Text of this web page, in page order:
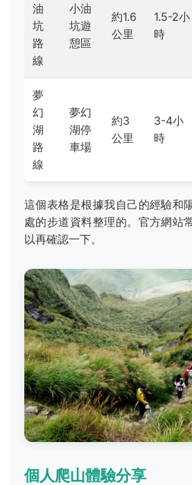
油
坑
路
線
小油
坑遊
憩區
約1.6
公里
1.5-2小
時
夢
幻
湖
路
線
夢幻
湖停
車場
約3
公里
3-4小
時
這個表格是根據我自己的經驗和
處的步道資料整理的。官方網站
以再確認一下。
個人爬山體驗分享